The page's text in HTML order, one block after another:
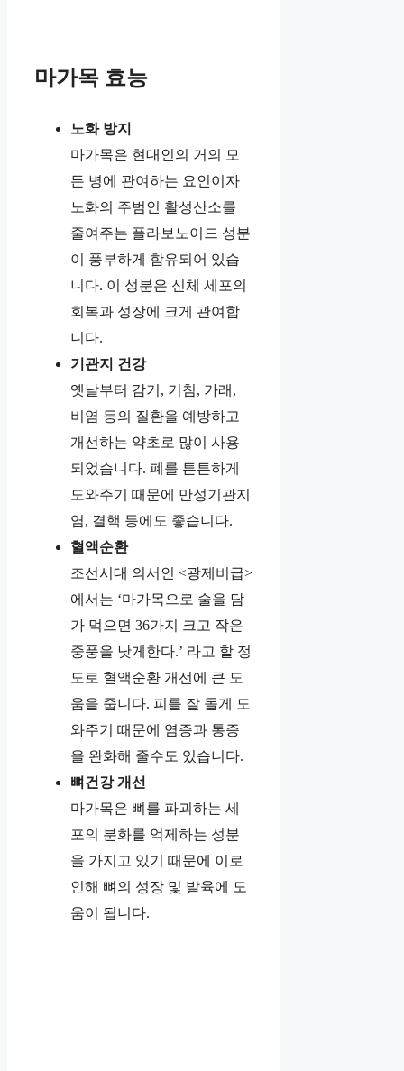
마가목 효능
노화 방지
마가목은 현대인의 거의 모
든 병에 관여하는 요인이자
노화의 주범인 활성산소를
줄여주는 플라보노이드 성분
이 풍부하게 함유되어 있습
니다. 이 성분은 신체 세포의
회복과 성장에 크게 관여합
니다.
기관지 건강
옛날부터 감기, 기침, 가래,
비염 등의 질환을 예방하고
개선하는 약초로 많이 사용
되었습니다. 폐를 튼튼하게
도와주기 때문에 만성기관지
염, 결핵 등에도 좋습니다.
혈액순환
조선시대 의서인 <광제비급>
에서는 ‘마가목으로 술을 담
가 먹으면 36가지 크고 작은
중풍을 낫게한다.’ 라고 할 정
도로 혈액순환 개선에 큰 도
움을 줍니다. 피를 잘 돌게 도
와주기 때문에 염증과 통증
을 완화해 줄수도 있습니다.
뼈건강 개선
마가목은 뼈를 파괴하는 세
포의 분화를 억제하는 성분
을 가지고 있기 때문에 이로
인해 뼈의 성장 및 발육에 도
움이 됩니다.